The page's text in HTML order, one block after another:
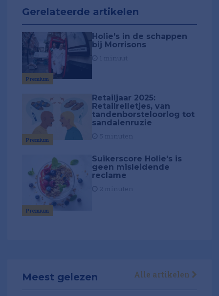
Gerelateerde artikelen
Premium
Holie's in de schappen
bij Morrisons
Premium
Retailjaar 2025:
Retailrelletjes, van
tandenborsteloorlog tot
sandalenruzie
Premium
Suikerscore Holie's is
geen misleidende
reclame
Meest gelezen Alle artikelen